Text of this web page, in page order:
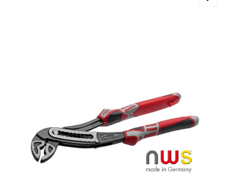
Рекламные файлы cookie используются для
целей маркетинга и улучшения качества
рекламы. Эти файлы cookie помогают
обеспечить максимально высокую точность
ценность содержания маркетинговых и
рекламных материалов для пользователей